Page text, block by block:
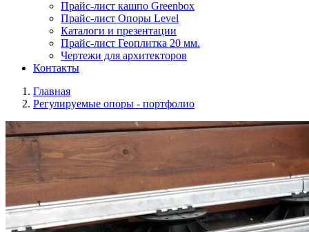
Прайс-лист кашпо Greenbox
Прайс-лист Опоры Level
Каталоги и презентации
Прайс-лист Геоплитка 20 мм.
Чертежи для архитекторов
Контакты
Главная
Регулируемые опоры - портфолио